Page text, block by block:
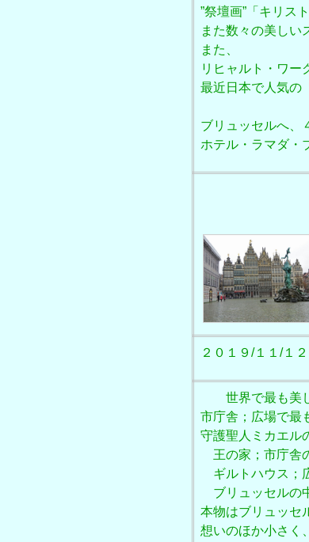
”祭壇画”「 キリス
また数々の美しい
また、
リヒャルト・ワー
最近日本で人気の
ブリュッセルへ、
ホテル・ラマダ・
２０１９/１１/
世界で最も美し
市庁舎；広場で最
守護聖人ミカエル
王の家；市庁舎
ギルトハウス；
ブリュッセルの
本物はブリュッセ
想いのほか小さく